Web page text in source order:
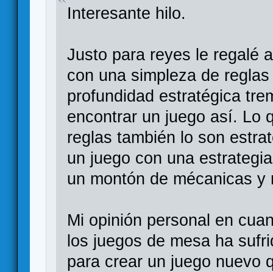
Interesante hilo.
Justo para reyes le regalé
con una simpleza de
profundidad estratégica
encontrar un juego así. Lo
reglas también lo son
un juego con una
un montón de mécanicas y
Mi opinión personal en
los juegos de mesa ha
para crear un juego nuevo